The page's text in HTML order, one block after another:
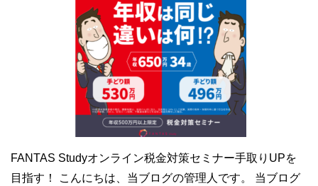
FANTAS Studyオンライン税金対策セミナー手取りUPを
目指す！ こんにちは、当ブログの管理人です。 当ブログ